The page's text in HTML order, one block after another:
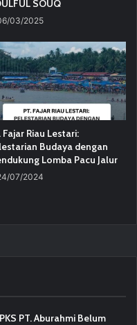
SOUQ
03/2025
Fajar Riau Lestari:
Budaya dengan
Lomba Pacu Jalur
07/2024
PT. Aburahmi Belum